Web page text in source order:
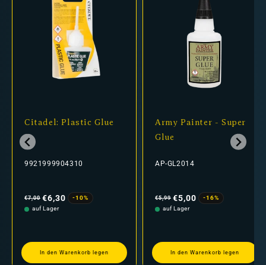
Citadel: Plastic Glue
9921999904310
Preis
€7,00 €6,30
-10%
auf Lager
In den Warenkorb legen
Army Painter - Super
Glue
AP-GL2014
Preis
€5,99 €5,00
-16%
auf Lager
In den Warenkorb legen